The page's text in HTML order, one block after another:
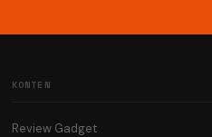
KONTEN
Review Gadget